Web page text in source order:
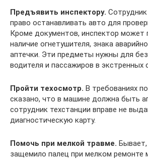
Предъявить инспектору.
право останавливать авто для
Кроме документов, инспектор может
наличие огнетушителя, знака
аптечки. Эти предметы нужны для
водителя и пассажиров в экстренных
Пройти техосмотр. В требованиях
сказано, что в машине должна быть
сотрудник техстанции вправе не
диагностическую карту.
Помочь при мелкой травме.
защемило палец при мелком ремонте